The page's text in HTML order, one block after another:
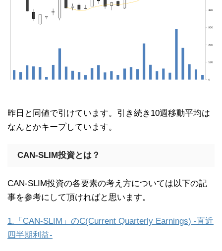
昨日と同値で引けています。引き続き10週移動平均は
なんとかキープしています。
CAN-SLIM投資とは？
CAN-SLIM投資の各要素の考え方については以下の記
事を参考にして頂ければと思います。
1.「CAN-SLIM」のC(Current Quarterly Earnings) -直近
四半期利益-